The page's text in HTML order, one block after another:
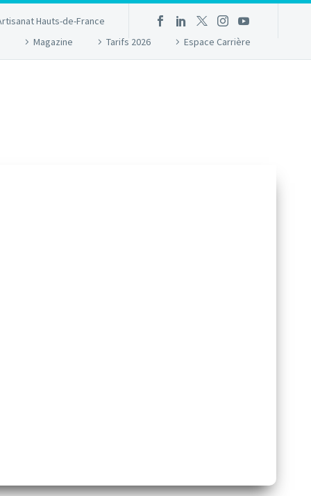
Hauts-de-France
Magazine
Tarifs 2026 Espace Carrière